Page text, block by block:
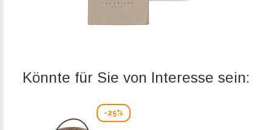
Könnte für Sie von Interesse sein:
-25%